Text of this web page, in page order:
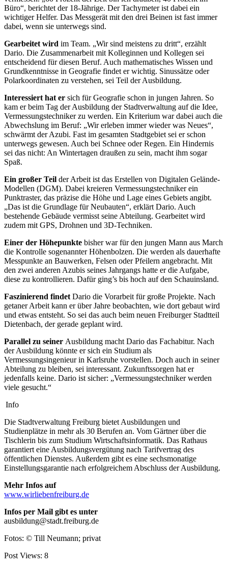
Büro“, berichtet der 18-Jährige. Der Tachymeter ist dabei ein
wichtiger Helfer. Das Messgerät mit den drei Beinen ist fast immer
dabei, wenn sie unterwegs sind.
Gearbeitet wird im Team. „Wir sind meistens zu dritt“, erzählt
Dario. Die Zusammenarbeit mit Kolleginnen und Kollegen sei
entscheidend für diesen Beruf. Auch mathematisches Wissen und
Grundkenntnisse in Geografie findet er wichtig. Sinussätze oder
Polarkoordinaten zu verstehen, sei Teil der Ausbildung.
Interessiert hat er sich für Geografie schon in jungen Jahren. So
kam er beim Tag der Ausbildung der Stadtverwaltung auf die Idee,
Vermessungstechniker zu werden. Ein Kriterium war dabei auch die
Abwechslung im Beruf: „Wir erleben immer wieder was Neues“,
schwärmt der Azubi. Fast im gesamten Stadtgebiet sei er schon
unterwegs gewesen. Auch bei Schnee oder Regen. Ein Hindernis
sei das nicht: An Wintertagen draußen zu sein, macht ihm sogar
Spaß.
Ein großer Teil der Arbeit ist das Erstellen von Digitalen Gelände-
Modellen (DGM). Dabei kreieren Vermessungstechniker ein
Punktraster, das präzise die Höhe und Lage eines Gebiets angibt.
„Das ist die Grundlage für Neubauten“, erklärt Dario. Auch
bestehende Gebäude vermisst seine Abteilung. Gearbeitet wird
zudem mit GPS, Drohnen und 3D-Techniken.
Einer der Höhepunkte bisher war für den jungen Mann aus March
die Kontrolle sogenannter Höhenbolzen. Die werden als dauerhafte
Messpunkte an Bauwerken, Felsen oder Pfeilern angebracht. Mit
den zwei anderen Azubis seines Jahrgangs hatte er die Aufgabe,
diese zu kontrollieren. Dafür ging’s bis hoch auf den Schauinsland.
Faszinierend findet Dario die Vorarbeit für große Projekte. Nach
getaner Arbeit kann er über Jahre beobachten, wie dort gebaut wird
und etwas entsteht. So sei das auch beim neuen Freiburger Stadtteil
Dietenbach, der gerade geplant wird.
Parallel zu seiner Ausbildung macht Dario das Fachabitur. Nach
der Ausbildung könnte er sich ein Studium als
Vermessungsingenieur in Karlsruhe vorstellen. Doch auch in seiner
Abteilung zu bleiben, sei interessant. Zukunftssorgen hat er
jedenfalls keine. Dario ist sicher: „Vermessungstechniker werden
viele gesucht.“
Info
Die Stadtverwaltung Freiburg bietet Ausbildungen und
Studienplätze in mehr als 30 Berufen an. Vom Gärtner über die
Tischlerin bis zum Studium Wirtschaftsinformatik. Das Rathaus
garantiert eine Ausbildungsvergütung nach Tarifvertrag des
öffentlichen Dienstes. Außerdem gibt es eine sechsmonatige
Einstellungsgarantie nach erfolgreichem Abschluss der Ausbildung.
Mehr Infos auf
www.wirliebenfreiburg.de
Infos per Mail gibt es unter
ausbildung@stadt.freiburg.de
Fotos: © Till Neumann; privat
Post Views: 8